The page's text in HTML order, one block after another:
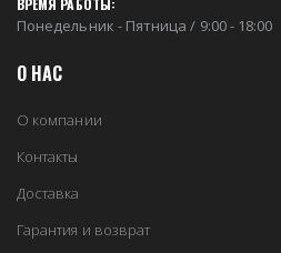
Понедельник - Пятница / 9:00 - 18:00
О НАС
О компании
Контакты
Доставка
Гарантия и возврат